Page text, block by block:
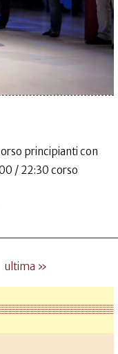
principianti con
/ 22:30 corso
ultima »